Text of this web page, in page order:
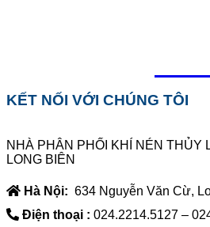
KẾT NỐI VỚI CHÚNG TÔI
NHÀ PHÂN PHỐI KHÍ NÉN THỦY
LONG BIÊN
Hà Nội: 634 Nguyễn Văn Cừ,
Điện thoại : 024.2214.5127 –